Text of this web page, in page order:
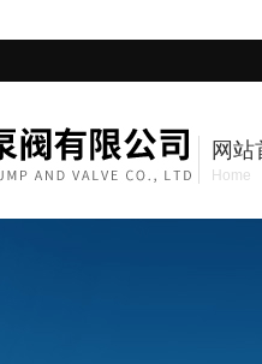
网站
Home